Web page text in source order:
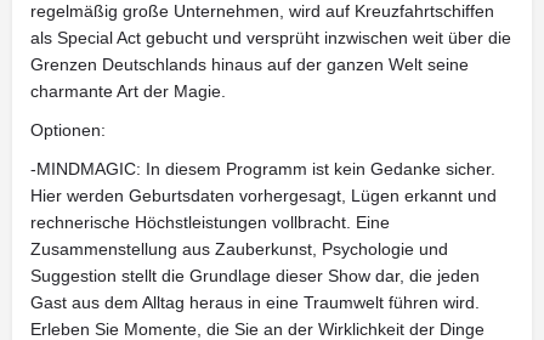
regelmäßig große Unternehmen, wird auf Kreuzfahrtschiffen
als Special Act gebucht und versprüht inzwischen weit über die
Grenzen Deutschlands hinaus auf der ganzen Welt seine
charmante Art der Magie.
Optionen:
-MINDMAGIC: In diesem Programm ist kein Gedanke sicher.
Hier werden Geburtsdaten vorhergesagt, Lügen erkannt und
rechnerische Höchstleistungen vollbracht. Eine
Zusammenstellung aus Zauberkunst, Psychologie und
Suggestion stellt die Grundlage dieser Show dar, die jeden
Gast aus dem Alltag heraus in eine Traumwelt führen wird.
Erleben Sie Momente, die Sie an der Wirklichkeit der Dinge